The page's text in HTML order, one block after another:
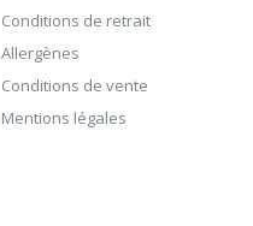
Conditions de retrait
Allergènes
Conditions de vente
Mentions légales